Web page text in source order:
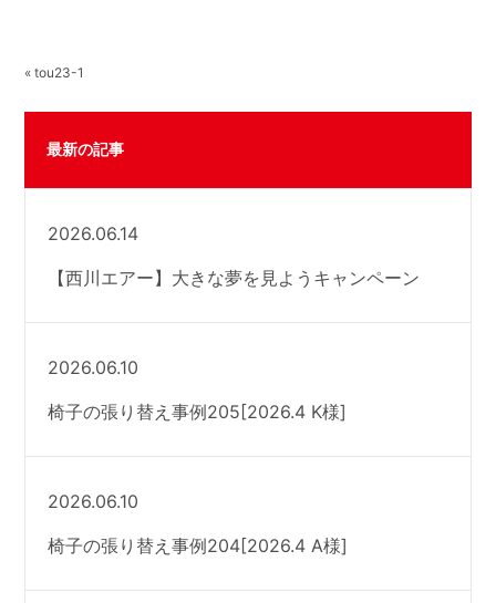
« tou23-1
最新の記事
2026.06.14
【西川エアー】大きな夢を見ようキャンペーン
2026.06.10
椅子の張り替え事例205[2026.4 K様]
2026.06.10
椅子の張り替え事例204[2026.4 A様]